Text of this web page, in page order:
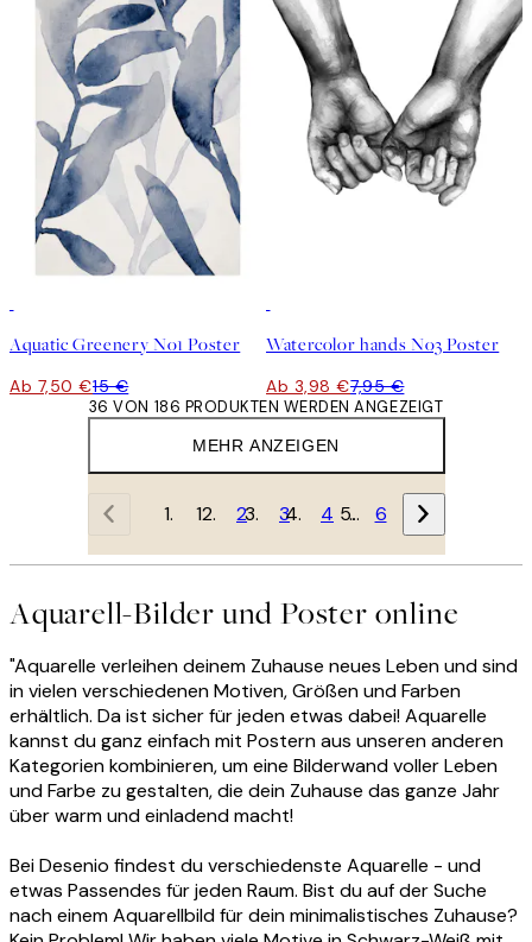
Aquatic Greenery No1 Poster
Ab 7,50 €15 €
Watercolor hands No3 Poster
Ab 3,98 €7,95 €
MEHR ANZEIGEN
36 VON 186 PRODUKTEN WERDEN ANGEZEIGT
1 2 3 4 … 6
Aquarell-Bilder und Poster online
"Aquarelle verleihen deinem Zuhause neues Leben und sind
in vielen verschiedenen Motiven, Größen und Farben
erhältlich. Da ist sicher für jeden etwas dabei! Aquarelle
kannst du ganz einfach mit Postern aus unseren anderen
Kategorien kombinieren, um eine Bilderwand voller Leben
und Farbe zu gestalten, die dein Zuhause das ganze Jahr
über warm und einladend macht!
Bei Desenio findest du verschiedenste Aquarelle - und
etwas Passendes für jeden Raum. Bist du auf der Suche
nach einem Aquarellbild für dein minimalistisches Zuhause?